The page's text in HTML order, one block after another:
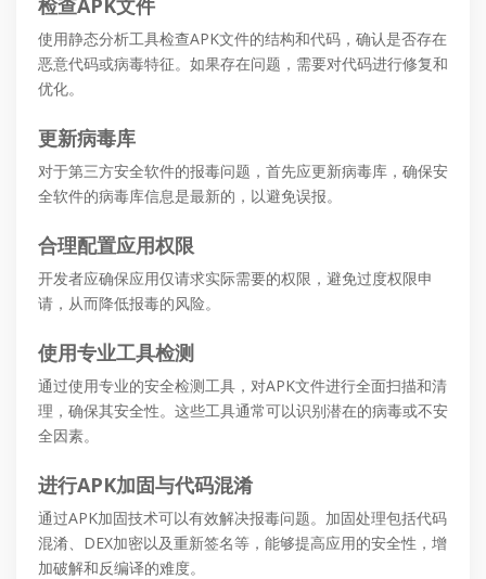
检查APK文件
使用静态分析工具检查APK文件的结构和代码，确认是否存在
恶意代码或病毒特征。如果存在问题，需要对代码进行修复和
优化。
更新病毒库
对于第三方安全软件的报毒问题，首先应更新病毒库，确保安
全软件的病毒库信息是最新的，以避免误报。
合理配置应用权限
开发者应确保应用仅请求实际需要的权限，避免过度权限申
请，从而降低报毒的风险。
使用专业工具检测
通过使用专业的安全检测工具，对APK文件进行全面扫描和清
理，确保其安全性。这些工具通常可以识别潜在的病毒或不安
全因素。
进行APK加固与代码混淆
通过APK加固技术可以有效解决报毒问题。加固处理包括代码
混淆、DEX加密以及重新签名等，能够提高应用的安全性，增
加破解和反编译的难度。